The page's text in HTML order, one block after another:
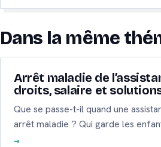
Dans la même
Arrêt maladie de
droits, salaire et
Que se passe-t-il quand une
arrêt maladie ? Qui garde les